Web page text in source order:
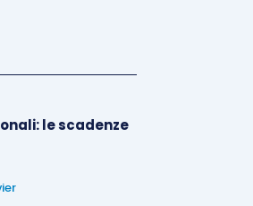
le scadenze